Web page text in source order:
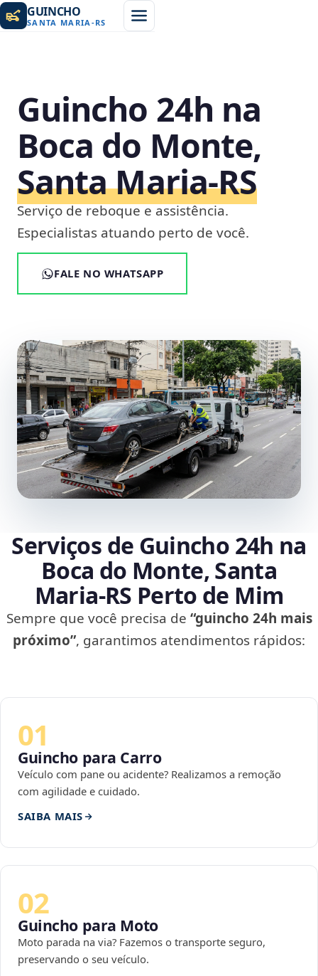
GUINCHO
SANTA MARIA -RS
Guincho 24h na
Boca do Monte,
Santa Maria‑RS
Serviço de reboque e assistência.
Especialistas atuando perto de você.
FALE NO WHATSAPP
Serviços de Guincho 24h na
Boca do Monte, Santa
Maria‑RS Perto de Mim
Sempre que você precisa de “guincho 24h mais
próximo”, garantimos atendimentos rápidos:
01
Guincho para Carro
Veículo com pane ou acidente? Realizamos a remoção
com agilidade e cuidado.
SAIBA MAIS
02
Guincho para Moto
Moto parada na via? Fazemos o transporte seguro,
preservando o seu veículo.